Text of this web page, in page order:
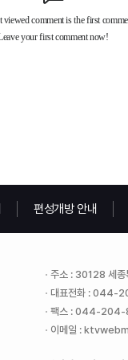
편성개방 안내
주소 : 30128 세종
대표전화 : 044-
팩스 : 044-
이메일 :